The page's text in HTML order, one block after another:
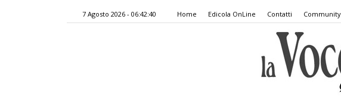
7 Agosto 2026 - 06:42:40 Home Edicola OnLine Contatti Community